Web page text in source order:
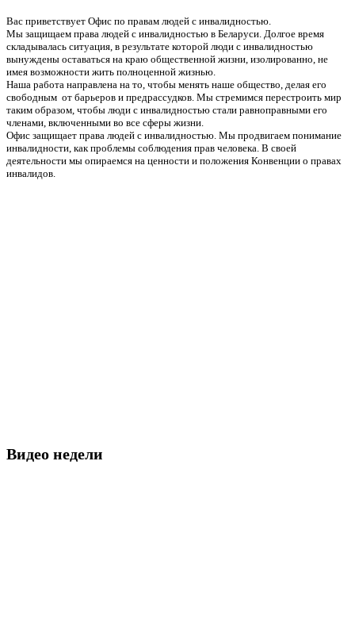
Вас приветствует Офис по правам людей с инвалидностью.
Мы защищаем права людей с инвалидностью в Беларуси. Долгое время
складывалась ситуация, в результате которой люди с инвалидностью
вынуждены оставаться на краю общественной жизни, изолированно, не
имея возможности жить полноценной жизнью.
Наша работа направлена на то, чтобы менять наше общество, делая его
свободным от барьеров и предрассудков. Мы стремимся перестроить мир
таким образом, чтобы люди с инвалидностью стали равноправными его
членами, включенными во все сферы жизни.
Офис защищает права людей с инвалидностью. Мы продвигаем понимание
инвалидности, как проблемы соблюдения прав человека. В своей
деятельности мы опираемся на ценности и положения Конвенции о правах
инвалидов.
Видео недели